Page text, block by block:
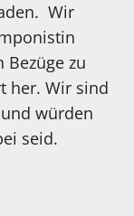
Wir
zu
her. Wir sind
würden
seid.